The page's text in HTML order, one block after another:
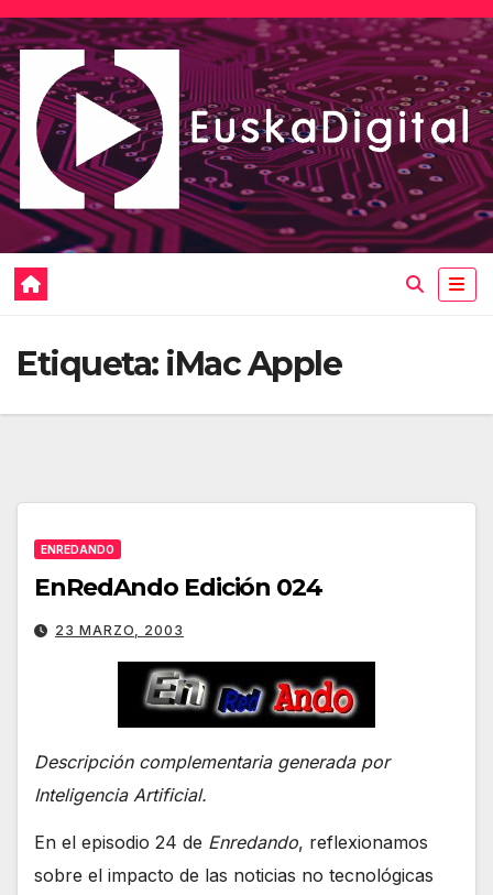
Saltar
al
contenido
Etiqueta: iMac Apple
ENREDANDO
EnRedAndo Edición 024
23 MARZO, 2003
Descripción complementaria generada por
Inteligencia Artificial.
En el episodio 24 de Enredando, reflexionamos
sobre el impacto de las noticias no tecnológicas